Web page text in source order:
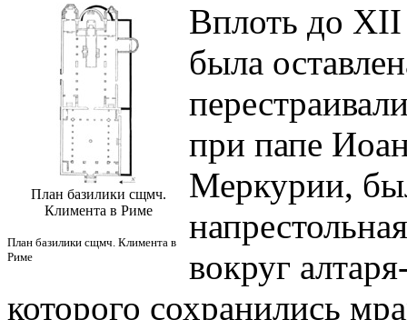
План базилики сщмч.
Климента в Риме
План базилики сщмч. Климента в
Риме
Вплоть до XII
была
при папе
Меркурии,
вокруг
которого сохранились